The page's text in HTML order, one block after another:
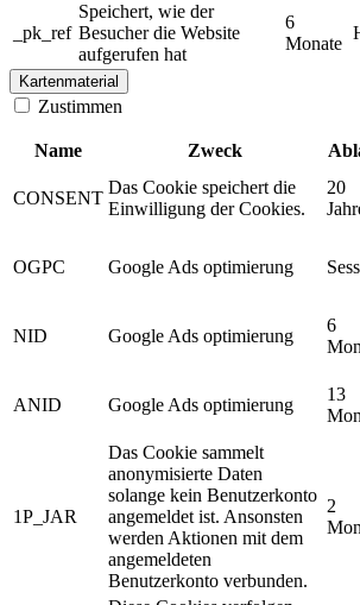
_pk_ref
Speichert, wie der
Besucher die Website
aufgerufen hat
6
Monate
Kartenmaterial
Zustimmen
Name Zweck
CONSENT
Das Cookie speichert die
Einwilligung der Cookies.
20
OGPC Google Ads optimierung
NID Google Ads optimierung
6
ANID Google Ads optimierung
13
1P_JAR
Das Cookie sammelt
anonymisierte Daten
solange kein Benutzerkonto
angemeldet ist. Ansonsten
werden Aktionen mit dem
angemeldeten
Benutzerkonto verbunden.
2